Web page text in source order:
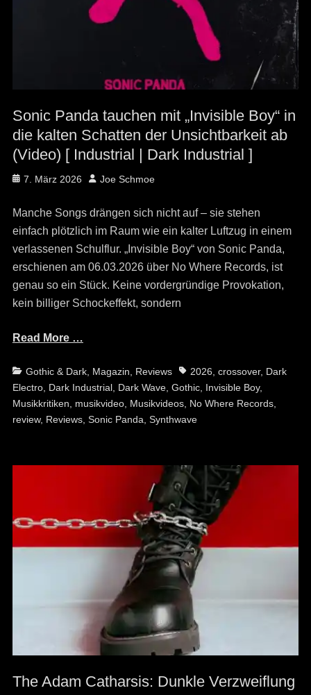
Sonic Panda tauchen mit „Invisible Boy“ in
die kalten Schatten der Unsichtbarkeit ab
(Video) [ Industrial | Dark Industrial ]
Posted
7. März 2026 Author
Joe Schmoe
Manche Songs drängen sich nicht auf – sie stehen
einfach plötzlich im Raum wie ein kalter Luftzug in einem
verlassenen Schulflur. „Invisible Boy“ von Sonic Panda,
erschienen am 06.03.2026 über No Where Records, ist
genau so ein Stück. Keine vordergründige Provokation,
kein billiger Schockeffekt, sondern
Read More …
Categories
Gothic & Dark, Magazin Reviews Tags2026 crossover, Dark
Electro, Dark Industrial, Dark Wave, Gothic, Invisible Boy,
Musikkritiken
musikvideo, Musikvideos, No Where Records,
review, Reviews, Sonic Panda Synthwave
The Adam Catharsis: Dunkle Verzweiflung